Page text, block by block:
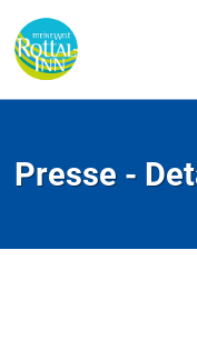
Presse -